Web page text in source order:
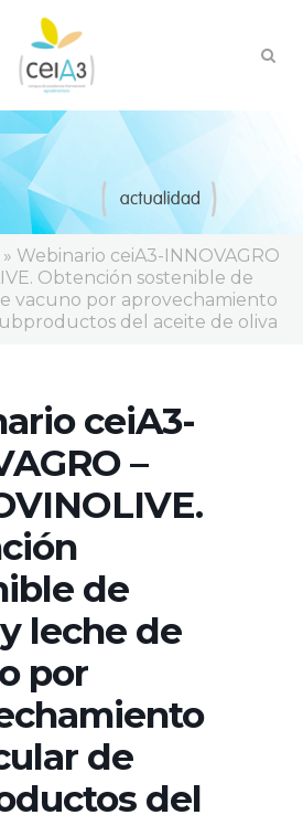
» Webinario ceiA3-INNOVAGRO
Obtención sostenible de
vacuno por aprovechamiento
del aceite de oliva
ceiA3-
–
de
leche de
por
de
del